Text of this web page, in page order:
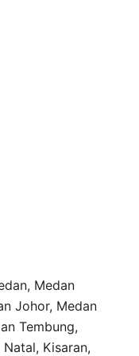
Medan
Johor, Medan
Tembung,
Kisaran,